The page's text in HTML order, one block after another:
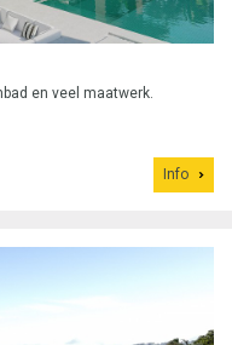
en veel maatwerk.
Info